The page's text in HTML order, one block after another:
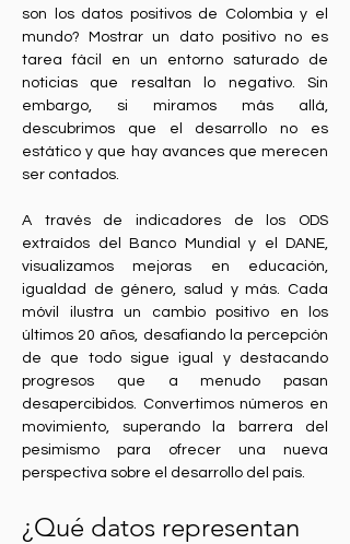
son los datos positivos de Colombia y el
mundo? Mostrar un dato positivo no es
tarea fácil en un entorno saturado de
noticias que resaltan lo negativo. Sin
embargo, si miramos más allá,
descubrimos que el desarrollo no es
estático y que hay avances que merecen
ser contados.
A través de indicadores de los ODS
extraídos del Banco Mundial y el DANE,
visualizamos mejoras en educación,
igualdad de género, salud y más. Cada
móvil ilustra un cambio positivo en los
últimos 20 años, desafiando la percepción
de que todo sigue igual y destacando
progresos que a menudo pasan
desapercibidos. Convertimos números en
movimiento, superando la barrera del
pesimismo para ofrecer una nueva
perspectiva sobre el desarrollo del país.
¿Qué datos representan